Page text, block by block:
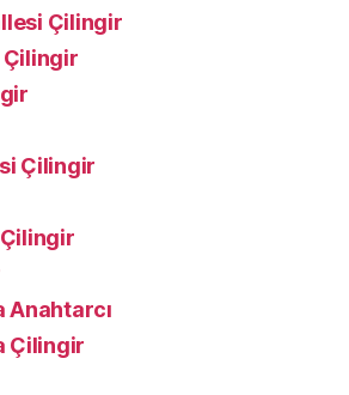
Çilingir
Çilingir
Çilingir
Anahtarcı
Çilingir